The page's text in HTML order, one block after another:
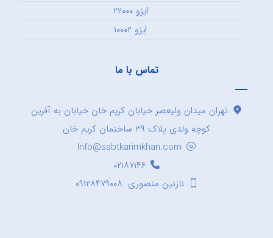
ایزو ۲۲۰۰۰
ایزو ۱۰۰۰۲
تماس با ما
تهران میدان ولیعصر خیابان کریم خان خیابان به آفرین
کوچه ولدی پلاک ۳۹ ساختمان کریم خان
Info@sabtkarimkhan.com
۰۲۱۸۷۱۴۶
نازنین منصوری :۰۹۱۲۸۴۷۹۰۰۸